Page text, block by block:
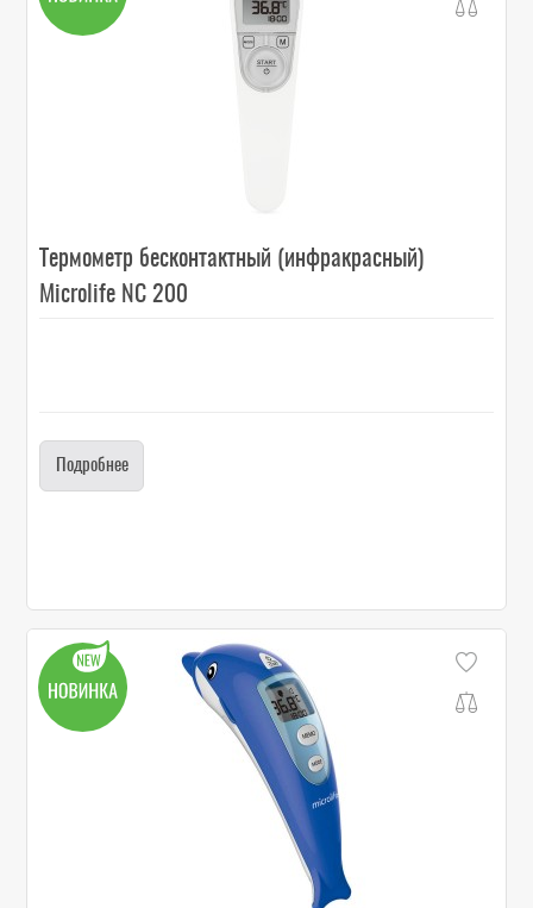
Термометр бесконтактный (инфракрасный)
Microlife NC 200
Подробнее